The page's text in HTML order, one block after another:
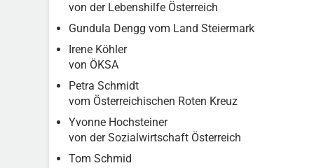
von der Lebenshilfe Österreich
Gundula Dengg vom Land Steiermark
Irene Köhler
von ÖKSA
Petra Schmidt
vom Österreichischen Roten Kreuz
Yvonne Hochsteiner
von der Sozialwirtschaft Österreich
Tom Schmid